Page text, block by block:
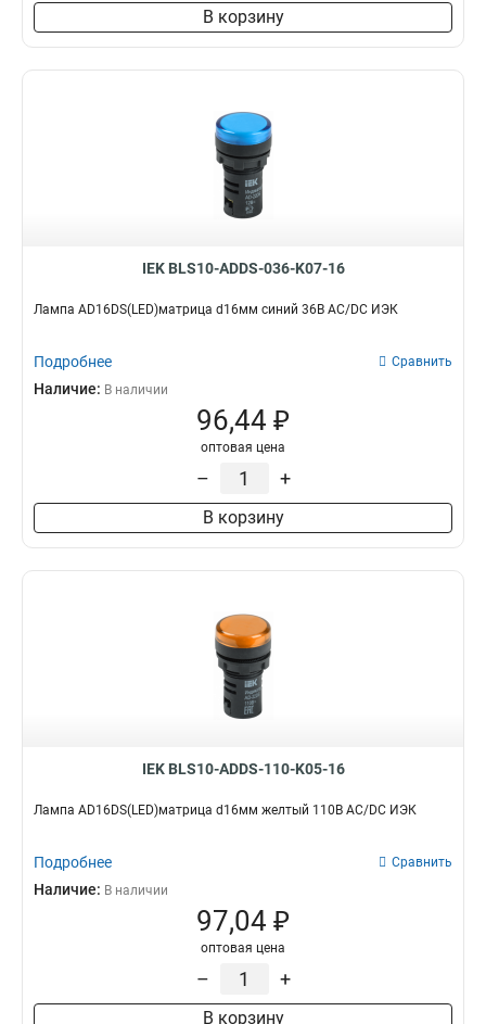
В корзину
IEK BLS10-ADDS-036-K07-16
Лампа AD16DS(LED)матрица d16мм синий 36В AC/DC ИЭК
Подробнее Сравнить
Наличие: В наличии
96,44 ₽
оптовая цена
– +
В корзину
IEK BLS10-ADDS-110-K05-16
Лампа AD16DS(LED)матрица d16мм желтый 110В AC/DC ИЭК
Подробнее Сравнить
Наличие: В наличии
97,04 ₽
оптовая цена
– +
В корзину